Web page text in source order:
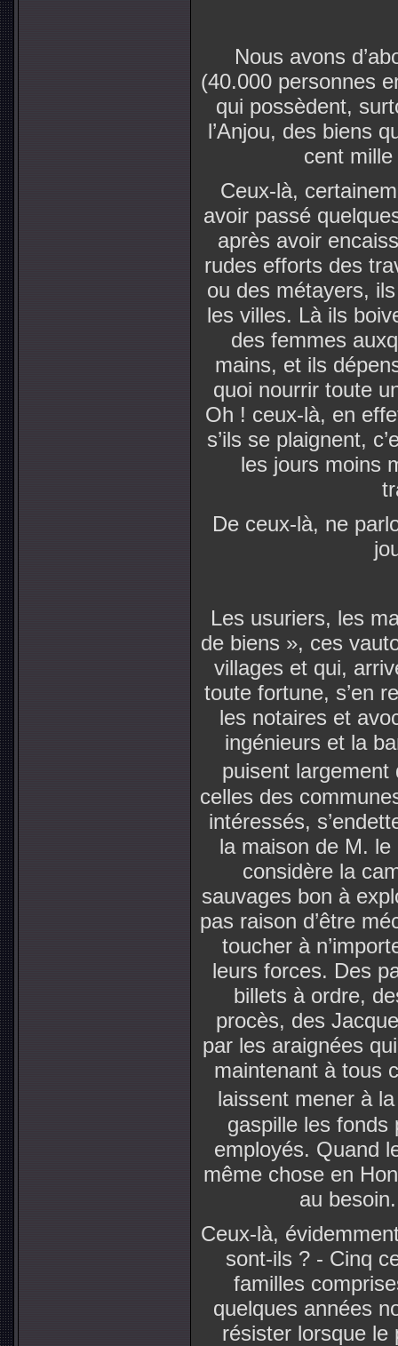
Nous avons
(40.000 personnes
qui possèdent,
l’Anjou, des biens
cent
Ceux-là,
avoir passé
après avoir
rudes efforts des
ou des métayers,
les villes. Là ils
des femmes
mains, et ils
quoi nourrir toute
Oh ! ceux-là, en
s’ils se plaignent,
les jours moins
De ceux-là, ne
Les usuriers, les
de biens », ces
villages et qui,
toute fortune, s’en
les notaires et
ingénieurs et la
puisent
celles des
intéressés,
la maison de M.
considère la
sauvages bon à
pas raison d’être
toucher à
leurs forces. Des
billets à ordre,
procès, des
par les araignées
maintenant à tous
laissent mener à
gaspille les fonds
employés. Quand
même chose en
au
Ceux-là,
sont-ils ? - Cinq
familles
quelques années
résister lorsque le